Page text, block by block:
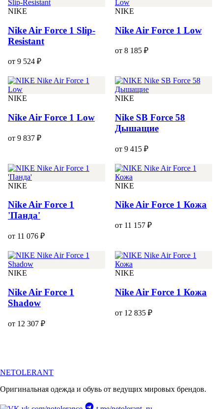
NIKE
Nike Air Force 1 Slip-
Resistant
от 9 524 ₽
NIKE
Nike Air Force 1 Low
от 8 185 ₽
NIKE
Nike Air Force 1 Low
от 9 837 ₽
NIKE
Nike SB Force 58
Дышащие
от 9 415 ₽
NIKE
Nike Air Force 1
'Панда'
от 11 076 ₽
NIKE
Nike Air Force 1 Кожа
от 11 157 ₽
NIKE
Nike Air Force 1
Shadow
от 12 307 ₽
NIKE
Nike Air Force 1 Кожа
от 12 835 ₽
NETOLERANT
Оригинальная одежда и обувь от ведущих мировых брендов.